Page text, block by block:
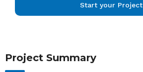
Start your Project
Project Summary